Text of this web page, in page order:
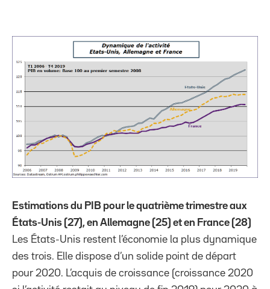
Estimations du PIB pour le quatrième trimestre aux
États-Unis (27), en Allemagne (25) et en France (28)
Les États-Unis restent l’économie la plus dynamique
des trois. Elle dispose d’un solide point de départ
pour 2020. L’acquis de croissance (croissance 2020